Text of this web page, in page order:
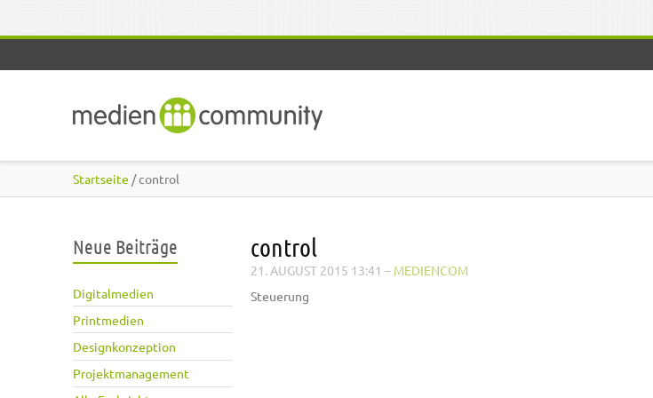
Startseite / control
Neue Beiträge
Digitalmedien
Printmedien
Designkonzeption
Projektmanagement
control
21. AUGUST 2015 13:41 – MEDIENCOM
Steuerung